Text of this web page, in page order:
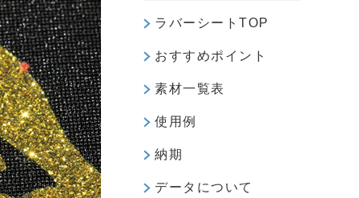
ラバーシートTOP
おすすめポイント
素材一覧表
使用例
納期
データについて